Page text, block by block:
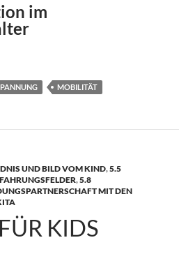
im
MOBILITÄT
UND BILD VOM KIND,5.5
,5.8
MIT DEN
KIDS